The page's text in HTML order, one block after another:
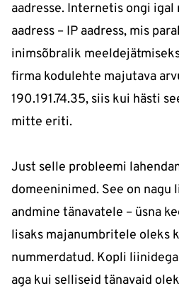
aadresse. Internetis ongi igal
aadress – IP aadress, mis
inimsõbralik
firma kodulehte majutava
190.191.74.35, siis kui hästi
mitte eriti.
Just selle probleemi
domeeninimed. See on nagu
andmine tänavatele – üsna
lisaks majanumbritele oleks
nummerdatud. Kopli
aga kui selliseid tänavaid